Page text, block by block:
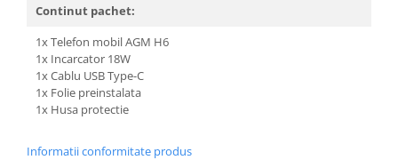
Continut pachet:
1x Telefon mobil AGM H6
1x Incarcator 18W
1x Cablu USB Type-C
1x Folie preinstalata
1x Husa protectie
Informatii conformitate produs